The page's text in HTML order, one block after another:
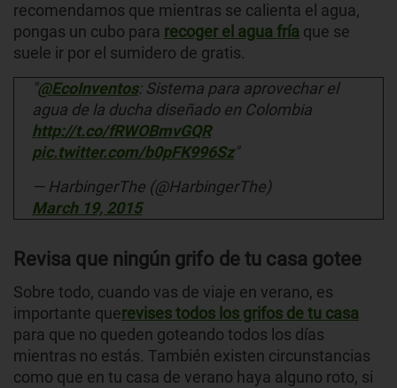
recomendamos que mientras se calienta el agua,
pongas un cubo para recoger el agua fría que se
suele ir por el sumidero de gratis.
"@EcoInventos: Sistema para aprovechar el
agua de la ducha diseñado en Colombia
http://t.co/fRWOBmvGQR
pic.twitter.com/b0pFK996Sz"
— HarbingerThe (@HarbingerThe)
March 19, 2015
Revisa que ningún grifo de tu casa gotee
Sobre todo, cuando vas de viaje en verano, es
importante querevises todos los grifos de tu casa
para que no queden goteando todos los días
mientras no estás. También existen circunstancias
como que en tu casa de verano haya alguno roto, si